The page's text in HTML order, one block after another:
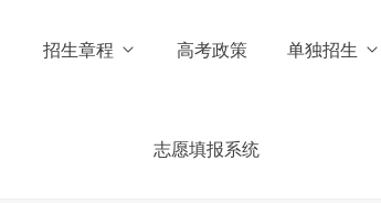
招生章程 高考政策 单独招生
志愿填报系统